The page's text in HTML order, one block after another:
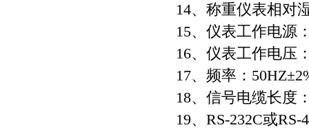
14、称重仪表相对
15、仪表工作电源
16、仪表工作电压
17、频率：
18、信号电缆长度
19、RS-232C或